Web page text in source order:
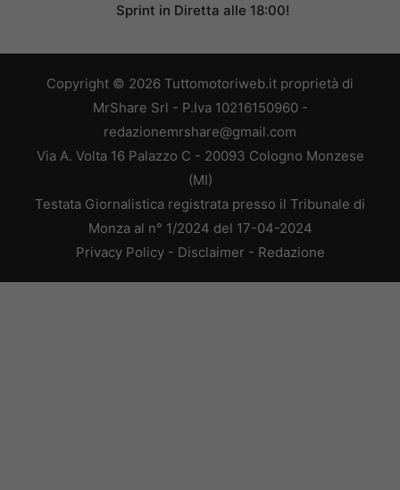
Sprint in Diretta alle 18:00!
Copyright © 2026 Tuttomotoriweb.it proprietà di
MrShare Srl - P.Iva 10216150960 -
redazionemrshare@gmail.com
Via A. Volta 16 Palazzo C - 20093 Cologno Monzese
(MI)
Testata Giornalistica registrata presso il Tribunale di
Monza al n° 1/2024 del 17-04-2024
Privacy Policy- Disclaimer - Redazione